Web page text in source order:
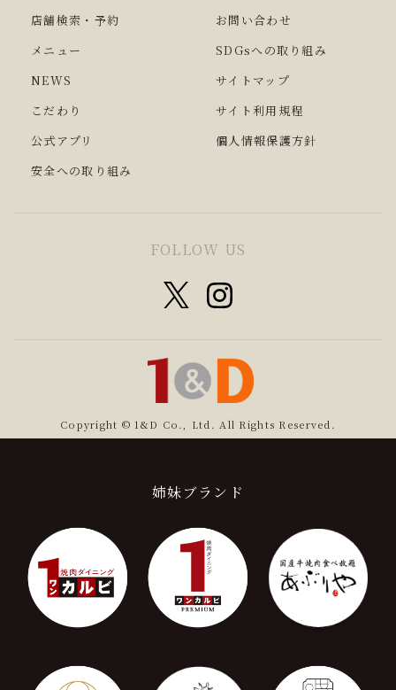
店舗検索・予約
メニュー
NEWS
こだわり
公式アプリ
安全への取り組み
お問い合わせ
SDGsへの取り組み
サイトマップ
サイト利用規程
個人情報保護方針
FOLLOW US
Copyright © 1&D Co., Ltd. All Rights Reserved.
姉妹ブランド